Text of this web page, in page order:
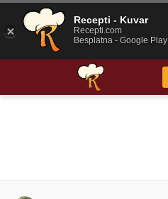
Recepti - Kuvar
Recepti.com
Besplatna - Google Play